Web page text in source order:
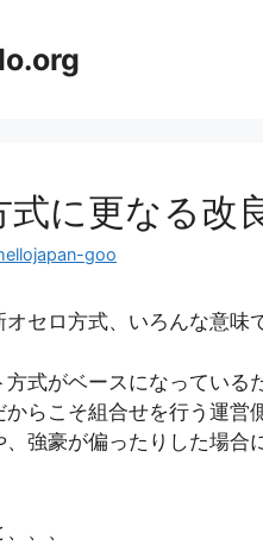
式に更なる改
goo
セロ方式、いろんな意味
式がベースになってい
らこそ組合せを行う運
強豪が偏ったりした場合
、、